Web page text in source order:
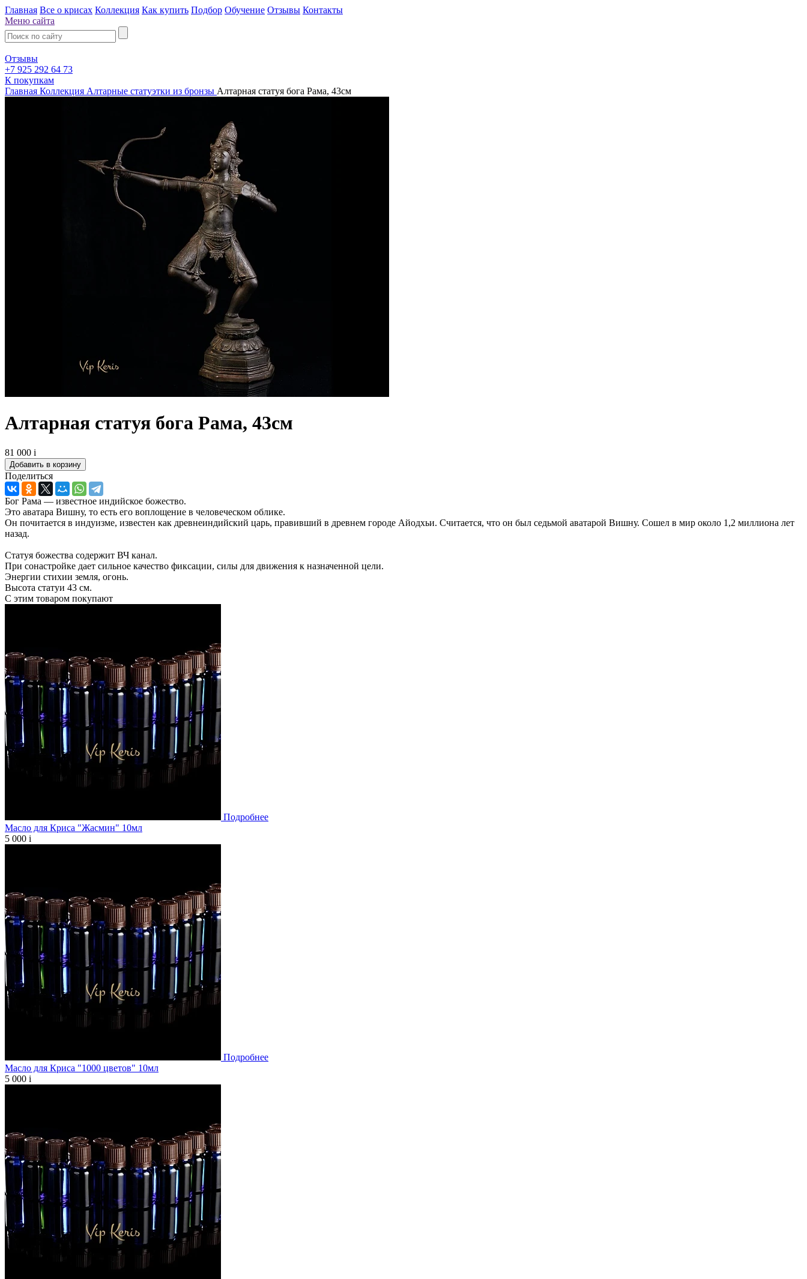
Главная Все о крисах Коллекция Как купить Подбор Обучение Отзывы Контакты
Меню сайта
Отзывы
+7 925 292 64 73
К покупкам
Главная Коллекция Алтарные статуэтки из бронзы Алтарная статуя бога Рама, 43см
Алтарная статуя бога Рама, 43см
81 000 i
Поделиться
Бог Рама — известное индийское божество.
Это аватара Вишну, то есть его воплощение в человеческом облике.
Он почитается в индуизме, известен как древнеиндийский царь, правивший в древнем городе Айодхьи. Считается, что он был седьмой аватарой Вишну. Сошел в мир около 1,2 миллиона лет
назад.
Статуя божества содержит ВЧ канал.
При сонастройке дает сильное качество фиксации, силы для движения к назначенной цели.
Энергии стихии земля, огонь.
Высота статуи 43 см.
С этим товаром покупают
Подробнее
Масло для Криса "Жасмин" 10мл
5 000 i
Подробнее
Масло для Криса "1000 цветов" 10мл
5 000 i